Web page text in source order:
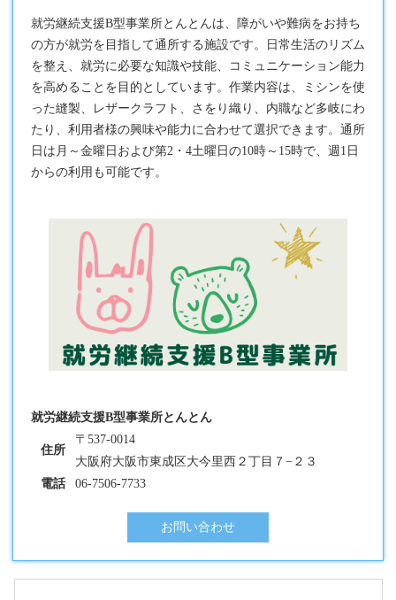
就労継続支援B型事業所とんとんは、障がいや難病をお持ち
の方が就労を目指して通所する施設です。日常生活のリズム
を整え、就労に必要な知識や技能、コミュニケーション能力
を高めることを目的としています。作業内容は、ミシンを使
った縫製、レザークラフト、さをり織り、内職など多岐にわ
たり、利用者様の興味や能力に合わせて選択できます。通所
日は月～金曜日および第2・4土曜日の10時～15時で、週1日
からの利用も可能です。
就労継続支援B型事業所とんとん
住所
〒537-0014
大阪府大阪市東成区大今里西２丁目７−２３
電話
06-7506-7733
お問い合わせ